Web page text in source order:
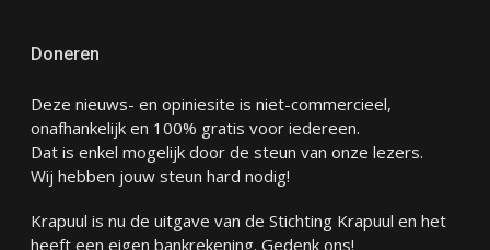
Doneren
Deze nieuws- en opiniesite is niet-commercieel,
onafhankelijk en 100% gratis voor iedereen.
Dat is enkel mogelijk door de steun van onze lezers.
Wij hebben jouw steun hard nodig!
Krapuul is nu de uitgave van de Stichting Krapuul en het
heeft een eigen bankrekening. Gedenk ons!